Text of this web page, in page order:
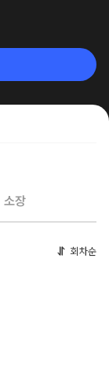
소장
회차순